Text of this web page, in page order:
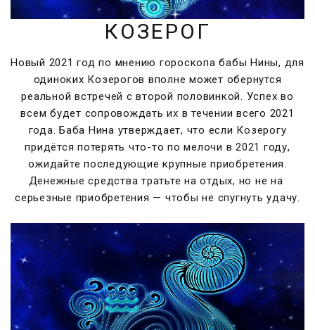
КОЗЕРОГ
Новый 2021 год по мнению гороскопа бабы Нины, для
одиноких Козерогов вполне может обернутся
реальной встречей с второй половинкой. Успех во
всем будет сопровождать их в течении всего 2021
года. Баба Нина утверждает, что если Козерогу
придётся потерять что-то по мелочи в 2021 году,
ожидайте последующие крупные приобретения.
Денежные средства тратьте на отдых, но не на
серьезные приобретения — чтобы не спугнуть удачу.